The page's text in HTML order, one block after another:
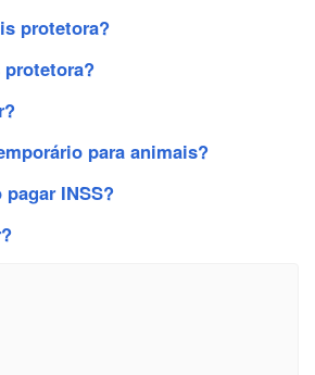
protetora?
protetora?
para animais?
INSS?